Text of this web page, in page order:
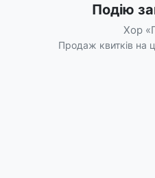
Подію
Хор
Продаж квитків на